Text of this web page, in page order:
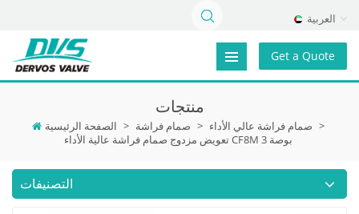
العربية
Get a Quote
منتجات
الصفحة الرئيسية > صمام فراشة > صمام فراشة عالي الأداء >
تعويض مزدوج صمام فراشة عالية الأداء CF8M 3 بوصة
التصنيفات